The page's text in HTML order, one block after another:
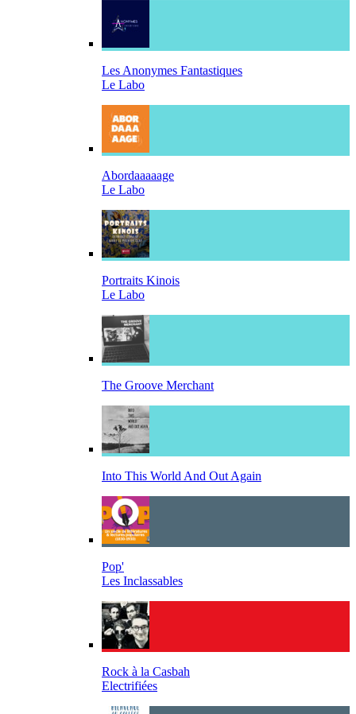
Les Anonymes Fantastiques
Le Labo
Abordaaaaage
Le Labo
Portraits Kinois
Le Labo
The Groove Merchant
Into This World And Out Again
Pop'
Les Inclassables
Rock à la Casbah
Electrifiées